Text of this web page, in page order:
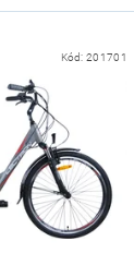
Kód:201701